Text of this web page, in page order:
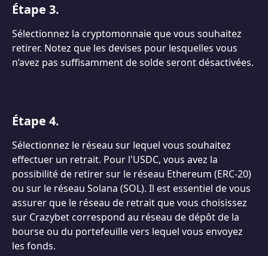
Étape 3.
Sélectionnez la cryptomonnaie que vous souhaitez
retirer. Notez que les devises pour lesquelles vous
n’avez pas suffisamment de solde seront désactivées.
Étape 4.
Sélectionnez le réseau sur lequel vous souhaitez
effectuer un retrait. Pour l'USDC, vous avez la
possibilité de retirer sur le réseau Ethereum (ERC-20)
ou sur le réseau Solana (SOL). Il est essentiel de vous
assurer que le réseau de retrait que vous choisissez
sur Crazybet correspond au réseau de dépôt de la
bourse ou du portefeuille vers lequel vous envoyez
les fonds.